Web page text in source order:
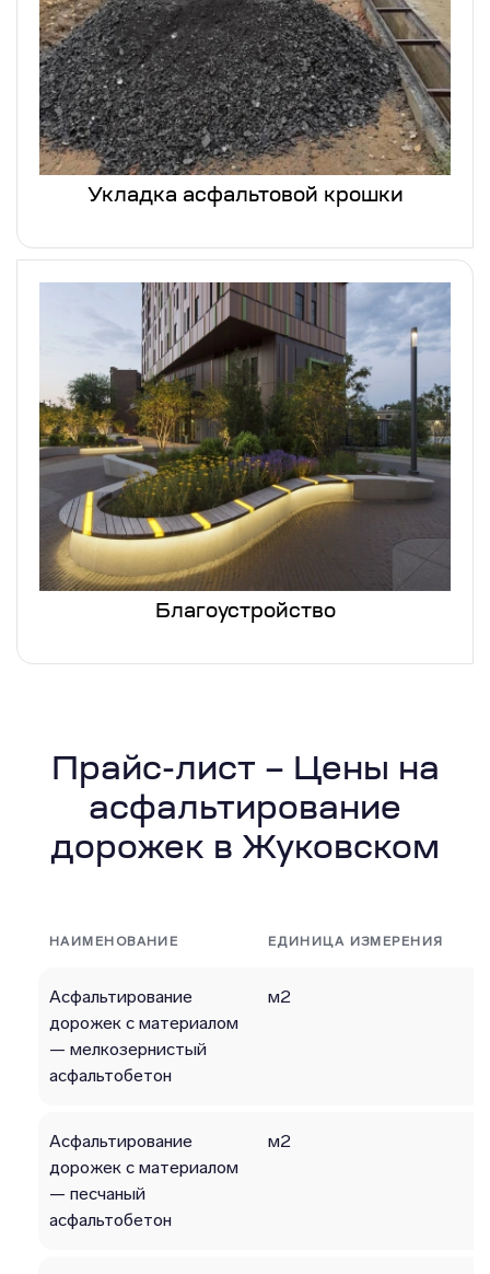
Укладка асфальтовой крошки
Благоустройство
Прайс-лист – Цены на
асфальтирование
дорожек в Жуковском
НАИМЕНОВАНИЕ ЕДИНИЦА ИЗМЕРЕНИЯ
Асфальтирование
дорожек с материалом
— мелкозернистый
асфальтобетон
м2
Асфальтирование
дорожек с материалом
— песчаный
асфальтобетон
м2